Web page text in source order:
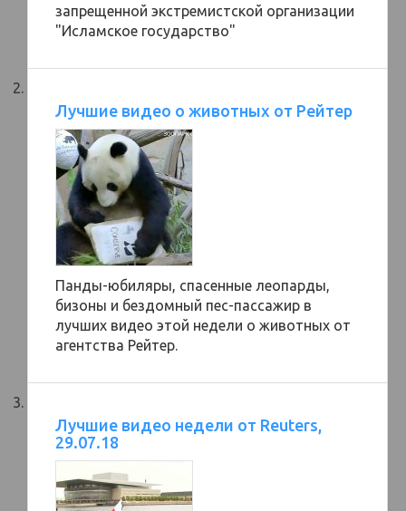
запрещенной экстремистской организации
"Исламское государство"
Лучшие видео о животных от Рейтер
Панды-юбиляры, спасенные леопарды,
бизоны и бездомный пес-пассажир в
лучших видео этой недели о животных от
агентства Рейтер.
Лучшие видео недели от Reuters,
29.07.18